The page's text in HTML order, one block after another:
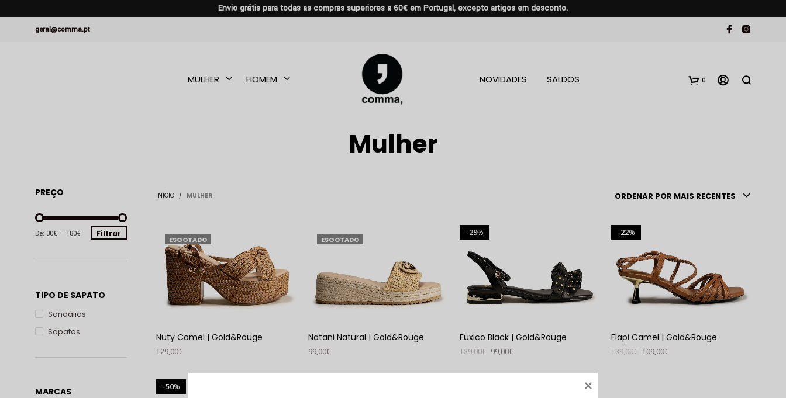
Envio grátis para todas as compras superiores a 60€ em Portugal, excepto artigos em desconto.
geral@comma.pt
MULHER HOMEM NOVIDADES SALDOS 0
Mulher
PREÇO
PREÇO
PREÇO
Filtrar
De: 30€ — 180€
TIPO DE SAPATO
Sandálias
Sapatos
MARCAS
INÍCIO / MULHER ORDENAR POR MAIS RECENTES
ESGOTADO
Nuty Camel | Gold&Rouge
129,00€
VER PRODUTO
ESGOTADO
Natani Natural | Gold&Rouge
99,00€
VER PRODUTO
%
29
Fuxico Black | Gold&Rouge
139,00€ 99,00€
VER PRODUTO
%
22
Flapi Camel | Gold&Rouge
139,00€ 109,00€
%
50